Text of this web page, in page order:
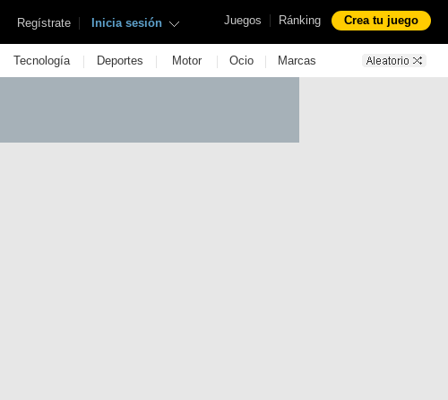
Juegos | Ránking Crea tu juego
Regístrate | Inicia sesión
Tecnología | Deportes | Motor | Ocio | Marcas